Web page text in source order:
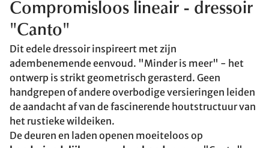
Compromisloos lineair - dressoir
"Canto"
Dit edele dressoir inspireert met zijn
adembenemende eenvoud. "Minder is meer" - het
ontwerp is strikt geometrisch gerasterd. Geen
handgrepen of andere overbodige versieringen leiden
de aandacht af van de fascinerende houtstructuur van
het rustieke wildeiken.
De deuren en laden openen moeiteloos op